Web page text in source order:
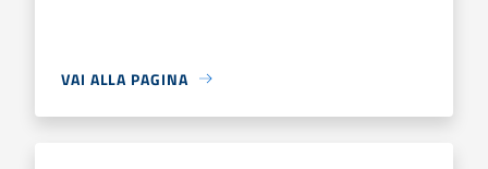
VAI ALLA PAGINA